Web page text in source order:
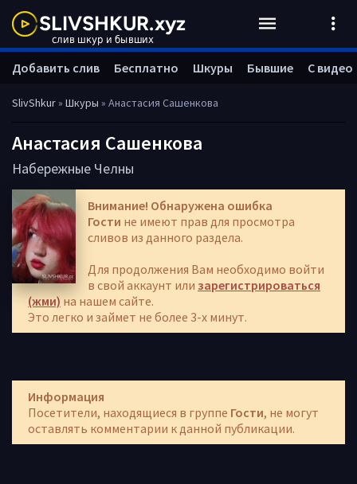
SlivShkur» Шкуры » Анастасия Сашенкова
Анастасия Сашенкова
Набережные Челны
Внимание! Обнаружена ошибка
Гости не имеют прав для просмотра
сливов из данного раздела.
Для продолжения Вам необходимо войти
в свой аккаунт или зарегистрироваться
(жми) на нашем сайте.
Это легко и займет не более 3-х минут.
Информация
Посетители, находящиеся в группе Гости, не могут
оставлять комментарии к данной публикации.
Добавить слив Бесплатно Шкуры Бывшие С видео